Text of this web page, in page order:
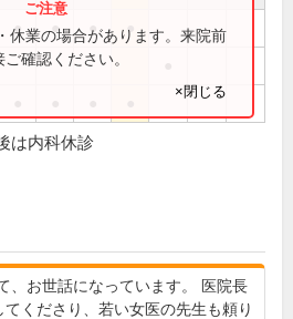
● ● ● ●
休業の場合があります。来院前
確認ください。
×閉じる
は内科休診
、お世話になっています。 医院長
くださり、若い女医の先生も頼り